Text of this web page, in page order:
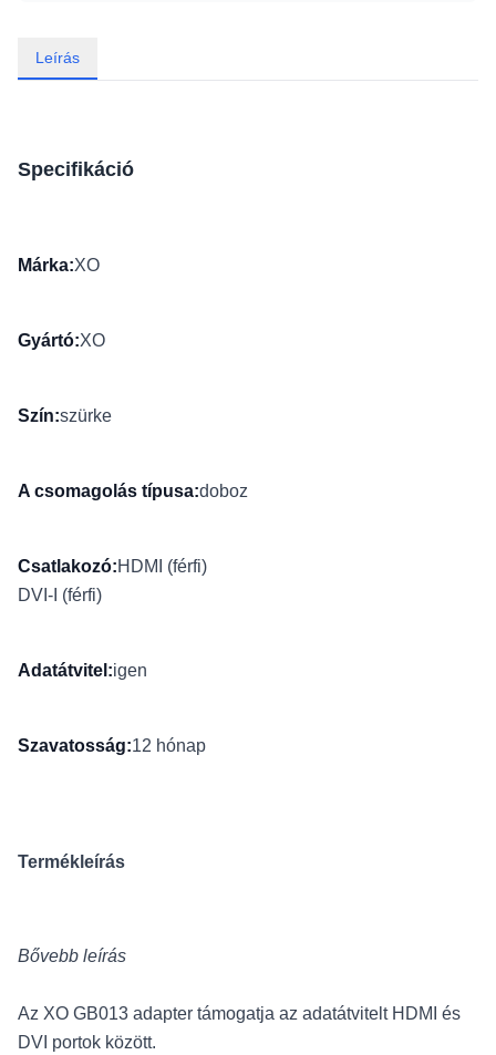
Leírás
Specifikáció
Márka:XO
Gyártó:XO
Szín:szürke
A csomagolás típusa:doboz
Csatlakozó:HDMI (férfi)
DVI-I (férfi)
Adatátvitel:igen
Szavatosság:12 hónap
Termékleírás
Bővebb leírás
Az XO GB013 adapter támogatja az adatátvitelt HDMI és
DVI portok között.